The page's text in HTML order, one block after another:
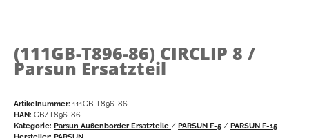
(111GB-T896-86) CIRCLIP 8 /
Parsun Ersatzteil
Artikelnummer: 111GB-T896-86
HAN: GB/T896-86
Kategorie: Parsun Außenborder Ersatzteile / PARSUN F-5 / PARSUN F-15